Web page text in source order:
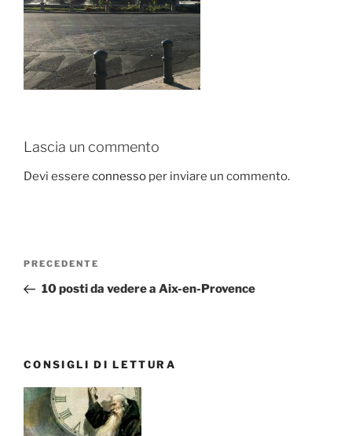
Lascia un commento
Devi essere connesso per inviare un commento.
Navigazione
Articolo
precedente:
PRECEDENTE
10 posti da vedere a Aix-en-Provence
CONSIGLI DI LETTURA